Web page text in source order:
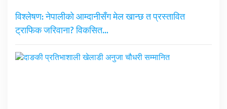
विश्लेषण: नेपालीको आम्दानीसँग मेल खान्छ त प्रस्तावित
ट्राफिक जरिवाना? विकसित…